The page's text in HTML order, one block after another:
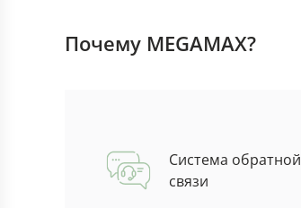
Почему MEGAMAX?
Система обратной
связи